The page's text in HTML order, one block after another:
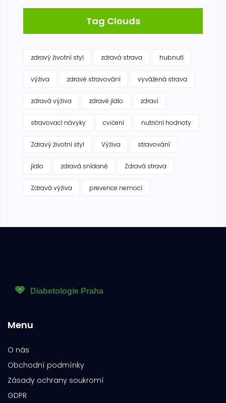
Tag Clouds
zdravý životní styl zdravá strava hubnutí
výživa zdravé stravování vyvážená strava
zdravá výživa zdravé jídlo zdraví
stravovací návyky cvičení nutriční hodnoty
Zdravý životní styl Výživa stravování
jídlo zdravá snídaně Zdravá strava
Zdravá výživa prevence nemocí
Menu
O nás
Obchodní podmínky
Zásady ochrany soukromí
GDPR